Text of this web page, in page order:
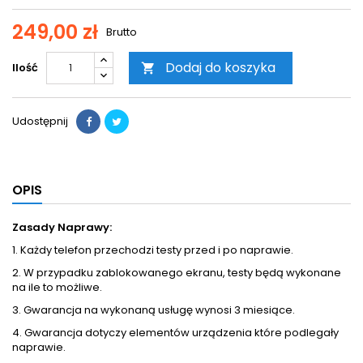
249,00 zł Brutto
Ilość  Dodaj do koszyka
Udostępnij
OPIS
Zasady Naprawy:
1. Każdy telefon przechodzi testy przed i po naprawie.
2. W przypadku zablokowanego ekranu, testy będą wykonane
na ile to możliwe.
3. Gwarancja na wykonaną usługę wynosi 3 miesiące.
4. Gwarancja dotyczy elementów urządzenia które podlegały
naprawie.